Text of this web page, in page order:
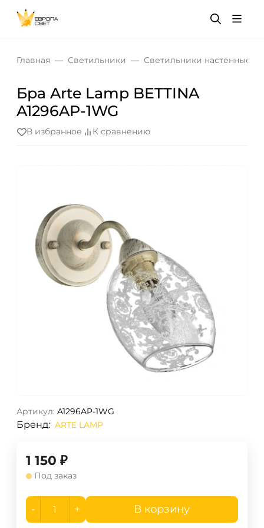
Главная Светильники Светильники настенные
Бра Arte Lamp BETTINA
A1296AP-1WG
В избранное К сравнению
Артикул: A1296AP-1WG
Бренд: ARTE LAMP
1 150 ₽
Под заказ
- + В корзину